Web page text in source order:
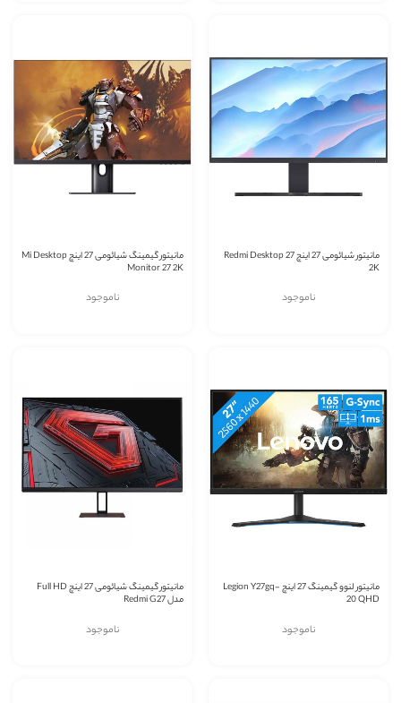
مانیتور شیائومی 27 اینچ Redmi Desktop 27
2K
ناموجود
مانیتور گیمینگ شیائومی 27 اینچ Mi Desktop
Monitor 27 2K
ناموجود
مانیتور لنوو گیمینگ 27 اینچ Legion Y27gq-
20 QHD
ناموجود
مانیتور گیمینگ شیائومی 27 اینچ Full HD
مدل Redmi G27
ناموجود